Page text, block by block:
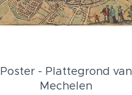
Poster - Plattegrond van
Mechelen